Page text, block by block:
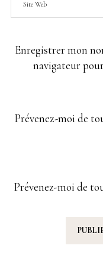
Enregistrer mon
navigateur
Prévenez-moi de
Prévenez-moi de